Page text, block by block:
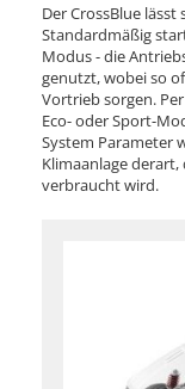
Der CrossBlue
Standardmäßig
Modus - die
genutzt, wobei so
Vortrieb sorgen.
Eco- oder Sport-
System Parameter
Klimaanlage
verbraucht wird.